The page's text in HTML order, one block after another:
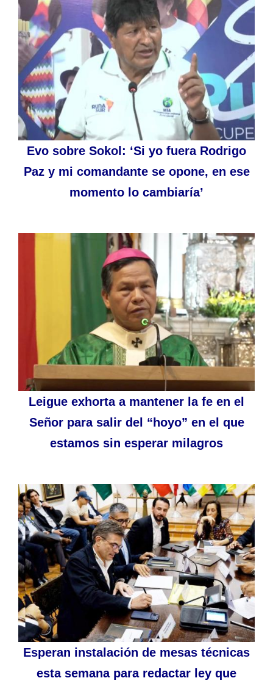
Evo sobre Sokol: ‘Si yo fuera Rodrigo
Paz y mi comandante se opone, en ese
momento lo cambiaría’
Leigue exhorta a mantener la fe en el
Señor para salir del “hoyo” en el que
estamos sin esperar milagros
Esperan instalación de mesas técnicas
esta semana para redactar ley que